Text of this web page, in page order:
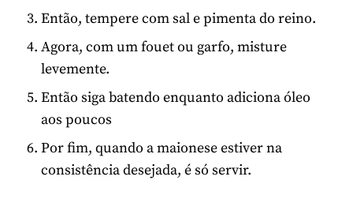
Então, tempere com sal e pimenta do reino.
Agora, com um fouet ou garfo, misture
levemente.
Então siga batendo enquanto adiciona óleo
aos poucos
Por fim, quando a maionese estiver na
consistência desejada, é só servir.